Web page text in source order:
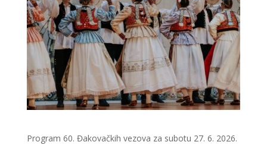
Program 60. Đakovačkih vezova za subotu 27. 6. 2026.